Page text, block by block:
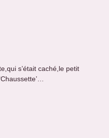
s’était caché,le petit